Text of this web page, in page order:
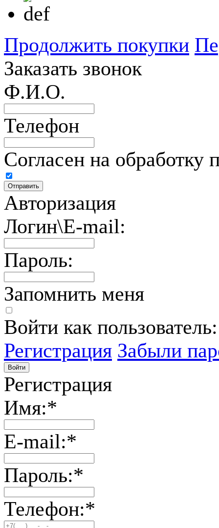
Продолжить покупки
Заказать звонок
Ф.И.О.
Телефон
Согласен на обработку
Авторизация
Логин\E-mail:
Пароль:
Запомнить меня
Войти как пользователь:
Регистрация Забыли
Регистрация
Имя:*
E-mail:*
Пароль:*
Телефон:*